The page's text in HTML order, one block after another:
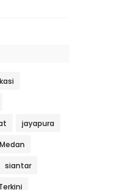
jayapura
Medan
siantar